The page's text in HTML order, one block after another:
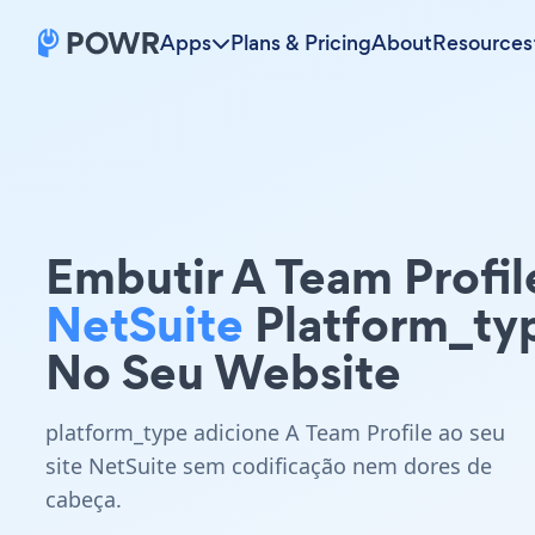
Apps Plans & PricingAboutResources
Embutir A Team
NetSuite
No Seu Website
platform_type adicione A Team Profile ao seu
site NetSuite sem codificação nem dores de
cabeça.